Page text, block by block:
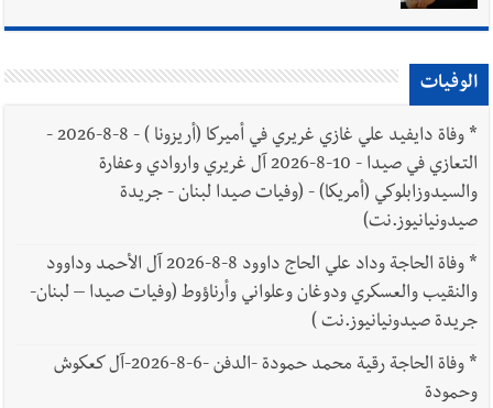
الوفيات
*
وفاة دايفيد علي غازي غريري في أميركا (أريزونا ) - 8-8-2026 -
التعازي في صيدا - 10-8-2026 آل غريري واروادي وعفارة
والسيدوزابلوكي (أمريكا) - (وفيات صيدا لبنان - جريدة
صيدونيانيوز.نت)
*
وفاة الحاجة وداد علي الحاج داوود 8-8-2026 آل الأحمد وداوود
والنقيب والعسكري ودوغان وعلواني وأرناؤوط (وفيات صيدا – لبنان-
جريدة صيدونيانيوز.نت )
*
وفاة الحاجة رقية محمد حمودة -الدفن -6-8-2026-آل كعكوش
وحمودة